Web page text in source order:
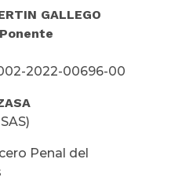
GALLEGO
2022-00696-00
Penal del